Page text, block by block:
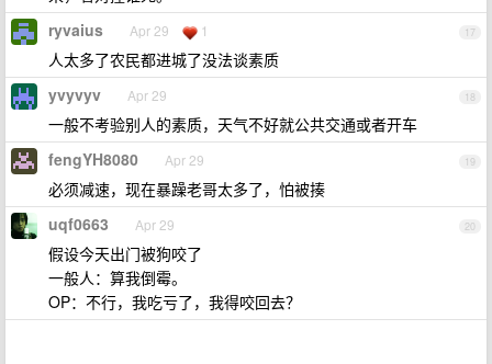
17
ryvaius Apr 29 1
人太多了农民都进城了没法谈素质
18
yvyvyv Apr 29
一般不考验别人的素质，天气不好就公共交通或者开车
19
fengYH8080 Apr 29
必须减速，现在暴躁老哥太多了，怕被揍
20
uqf0663 Apr 29
假设今天出门被狗咬了
一般人：算我倒霉。
OP：不行，我吃亏了，我得咬回去？